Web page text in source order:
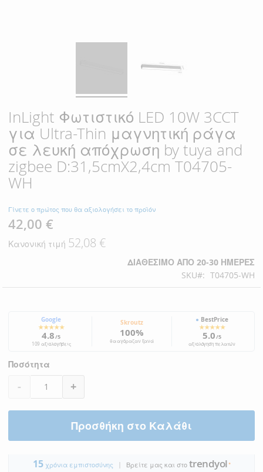
InLight Φωτιστικό LED 10W 3CCT
για Ultra-Thin μαγνητική ράγα
σε λευκή απόχρωση by tuya and
zigbee D:31,5cmX2,4cm T04705-
WH
Γίνετε ο πρώτος που θα αξιολογήσει το προϊόν
Ειδική
Τιμή
42,00 €
Κανονική τιμή 52,08 €
ΔΙΑΘΈΣΙΜΟ ΑΠΌ 20-30 ΗΜΈΡΕΣ
SKU
T04705-WH
Google
★★★★★
4.8/5
109 αξιολογήσεις
Skroutz
100%
θα αγόραζαν ξανά
● BestPrice
★★★★★
5.0/5
αξιολόγηση πελατών
Ποσότητα
- +
Προσθήκη στο Καλάθι
15χρόνια εμπιστοσύνης | Βρείτε μας και στο trendyol ●